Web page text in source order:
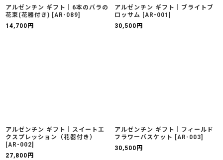
アルゼンチン ギフト｜6本のバラの
花束(花器付き) [AR-089]
14,700 円
アルゼンチン ギフト｜ブライトブ
ロッサム [AR-001 ]
30,500 円
アルゼンチン ギフト｜スイートエ
クスプレッション（花器付き）
[AR-002]
27,800 円
アルゼンチン ギフト｜フィールド
フラワーバスケット
[AR-003]
30,500 円